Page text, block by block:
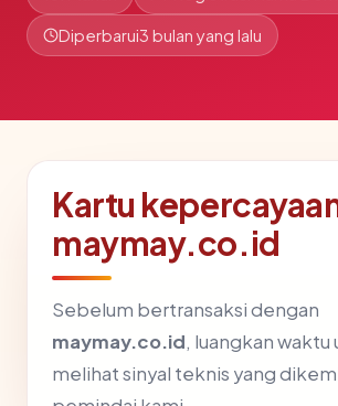
Diperbarui3 bulan yang lalu
Kartu
maymay.co.id
Sebelum bertransaksi dengan
maymay.co.id, luangkan waktu
melihat sinyal teknis yang